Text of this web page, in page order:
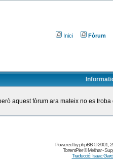
Inici Fòrum
aquest fòrum ara mateix no es
Powered byphpBB© 2001,
TorrentPier© Meithar -
Traducció: Isaac